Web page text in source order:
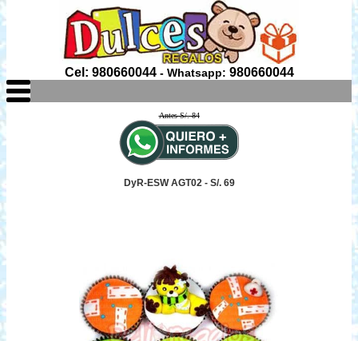
Cel: 980660044- Whatsapp: 980660044
Antes S/. 84
DyR-ESW AGT02 - S/. 69